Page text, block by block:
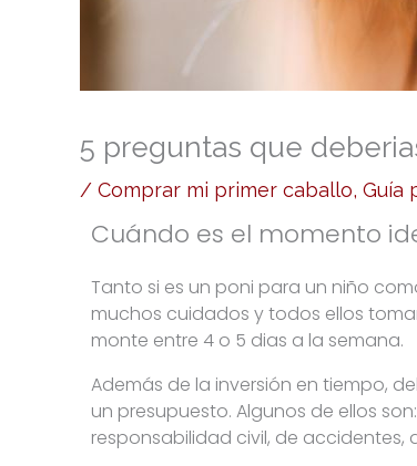
5 preguntas que
/ Comprar mi primer caballo, Guía
Cuándo es el momento
Tanto si es un poni para un niño
muchos cuidados y todos ellos
monte entre 4 o 5 dias a la semana.
Además de la inversión en tiempo,
un presupuesto. Algunos de ellos
responsabilidad civil, de accidentes,